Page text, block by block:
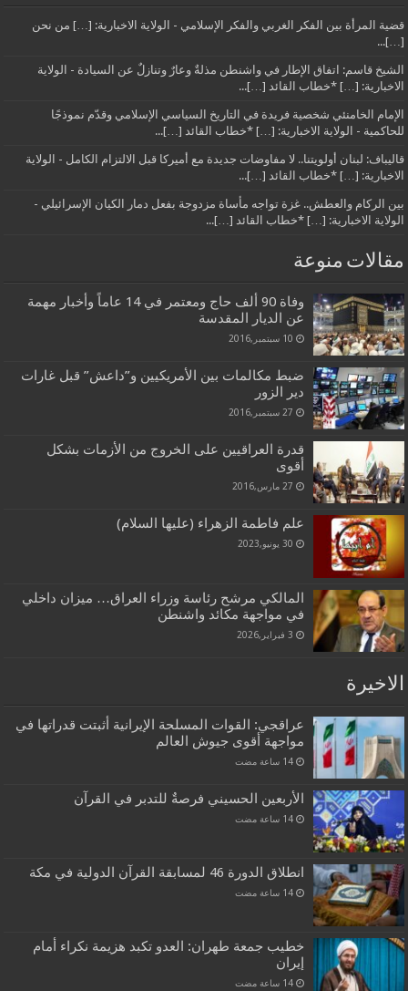
قضية المرأة بين الفكر الغربي والفكر الإسلامي - الولاية الاخبارية: […] من نحن
[…]...
الشيخ قاسم: اتفاق الإطار في واشنطن مذلةٌ وعارٌ وتنازلٌ عن السيادة - الولاية
الاخبارية: […] *خطاب القائد […]...
الإمام الخامنئي شخصية فريدة في التاريخ السياسي الإسلامي وقدّم نموذجًا
للحاكمية - الولاية الاخبارية: […] *خطاب القائد […]...
قاليباف: لبنان أولويتنا.. لا مفاوضات جديدة مع أميركا قبل الالتزام الكامل - الولاية
الاخبارية: […] *خطاب القائد […]...
بين الركام والعطش.. غزة تواجه مأساة مزدوجة بفعل دمار الكيان الإسرائيلي -
الولاية الاخبارية: […] *خطاب القائد […]...
مقالات منوعة
وفاة 90 ألف حاج ومعتمر في 14 عاماً وأخبار مهمة
عن الديار المقدسة
10 سبتمبر,2016
ضبط مكالمات بين الأمريكيين و”داعش” قبل غارات
دير الزور
27 سبتمبر,2016
قدرة العراقيين على الخروج من الأزمات بشكل
أقوى
27 مارس,2016
علم فاطمة الزهراء (عليها السلام)
30 يونيو,2023
المالكي مرشح رئاسة وزراء العراق… ميزان داخلي
في مواجهة مكائد واشنطن
3 فبراير,2026
الاخيرة
عراقجي: القوات المسلحة الإيرانية أثبتت قدراتها في
مواجهة أقوى جيوش العالم
‏14 ساعة مضت
الأربعين الحسيني فرصةٌ للتدبر في القرآن
‏14 ساعة مضت
انطلاق الدورة 46 لمسابقة القرآن الدولية في مكة
‏14 ساعة مضت
خطيب جمعة طهران: العدو تكبد هزيمة نكراء أمام
إيران
‏14 ساعة مضت